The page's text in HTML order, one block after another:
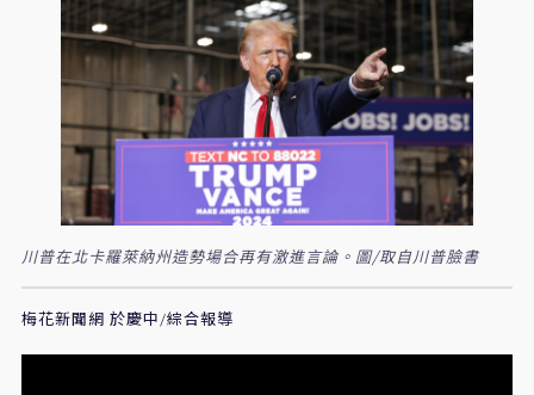
川普在北卡羅萊納州造勢場合再有激進言論。圖/取自川普臉書
梅花新聞網 於慶中/綜合報導